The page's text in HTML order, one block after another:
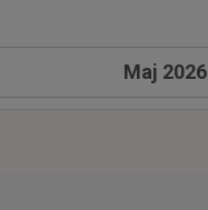
Maj 2026